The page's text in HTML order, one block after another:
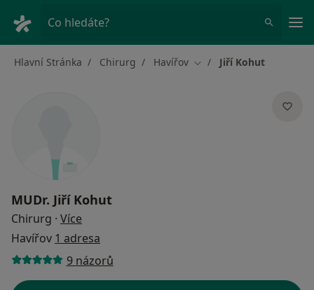
Co hledáte?
Hlavní Stránka Chirurg Havířov Změna města
Jiří Kohut
MUDr. Jiří Kohut
Chirurg · Více
Havířov 1 adresa
9 názorů